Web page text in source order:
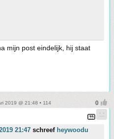
mijn post eindelijk, hij staat
2019 @ 21:48 • 114
21:47 schreef heywoodu